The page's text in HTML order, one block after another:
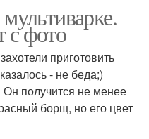
с фото
приготовить
- не беда;)
получится не менее
борщ, но его цвет